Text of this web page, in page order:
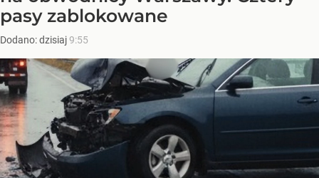
pasy zablokowane
Dodano:dzisiaj9:55